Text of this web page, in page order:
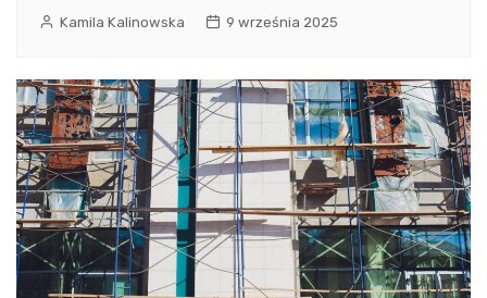
Kamila Kalinowska 9 września 2025